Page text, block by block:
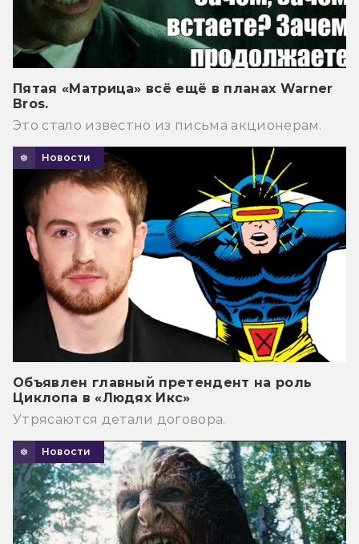
Пятая «Матрица» всё ещё в планах Warner
Bros.
Это стало известно из письма акционерам.
Новости
Объявлен главный претендент на роль
Циклопа в «Людях Икс»
Утрясаются детали договора.
Новости